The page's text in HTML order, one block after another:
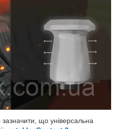
що універсальна